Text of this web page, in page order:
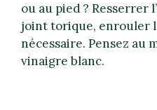
ou au pied ? Resserrer
joint torique, enrouler
nécessaire. Pensez au
vinaigre blanc.